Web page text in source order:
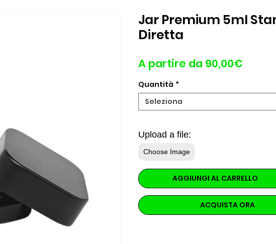
Jar Premium 5ml
Diretta
A partire da 90,00€Prezzo
Quantità *
Seleziona
Upload a file:
Choose Image
AGGIUNGI AL CARRELLO
ACQUISTA ORA